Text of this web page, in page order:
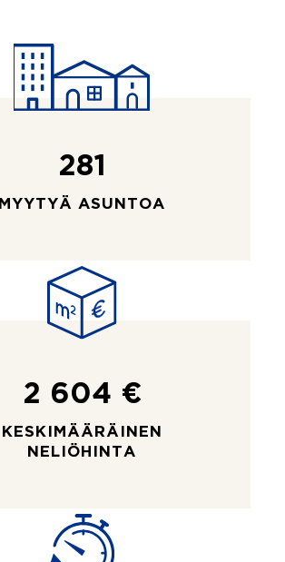
281
MYYTYÄ ASUNTOA
2 604 €
KESKIMÄÄRÄINEN
NELIÖHINTA